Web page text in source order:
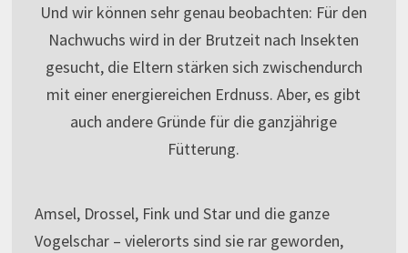
Und wir können sehr genau beobachten: Für den
Nachwuchs wird in der Brutzeit nach Insekten
gesucht, die Eltern stärken sich zwischendurch
mit einer energiereichen Erdnuss. Aber, es gibt
auch andere Gründe für die ganzjährige
Fütterung.
Amsel, Drossel, Fink und Star und die ganze
Vogelschar – vielerorts sind sie rar geworden,